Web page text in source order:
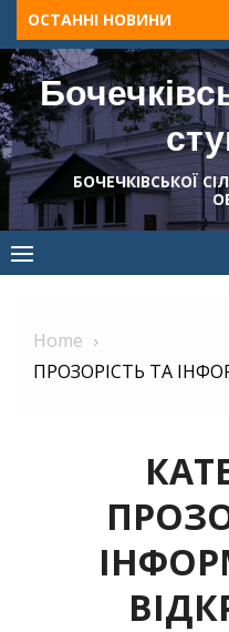
Skip
to
content
ОСТАННІ НОВИНИ
БОЧЕЧКІВСЬКОЇ
Home
ПРОЗОРІСТЬ ТА